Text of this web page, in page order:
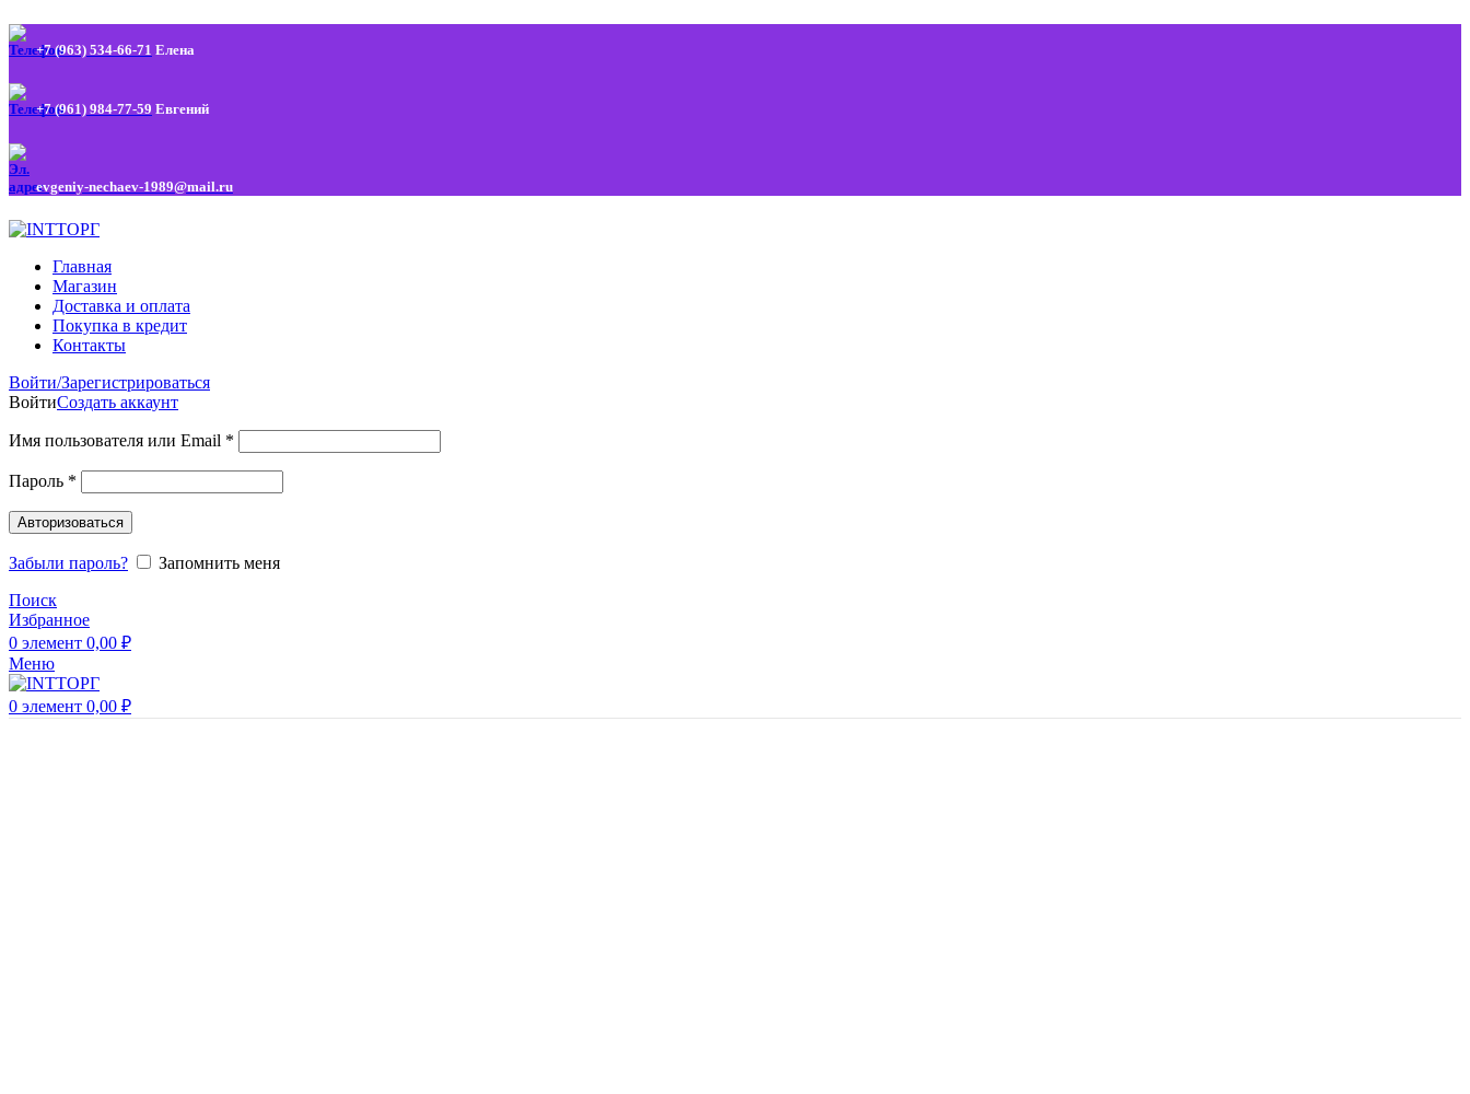
+7 (963) 534-66-71 Елена
+7 (961) 984-77-59 Евгений
evgeniy-nechaev-1989@mail.ru
Главная
Магазин
Доставка и оплата
Покупка в кредит
Контакты
Войти/Зарегистрироваться
ВойтиСоздать аккаунт
Имя пользователя или Email *
Пароль *
Авторизоваться
Забыли пароль?
Запомнить меня
Поиск
Избранное
0 элемент 0,00 ₽
Меню
0 элемент 0,00 ₽